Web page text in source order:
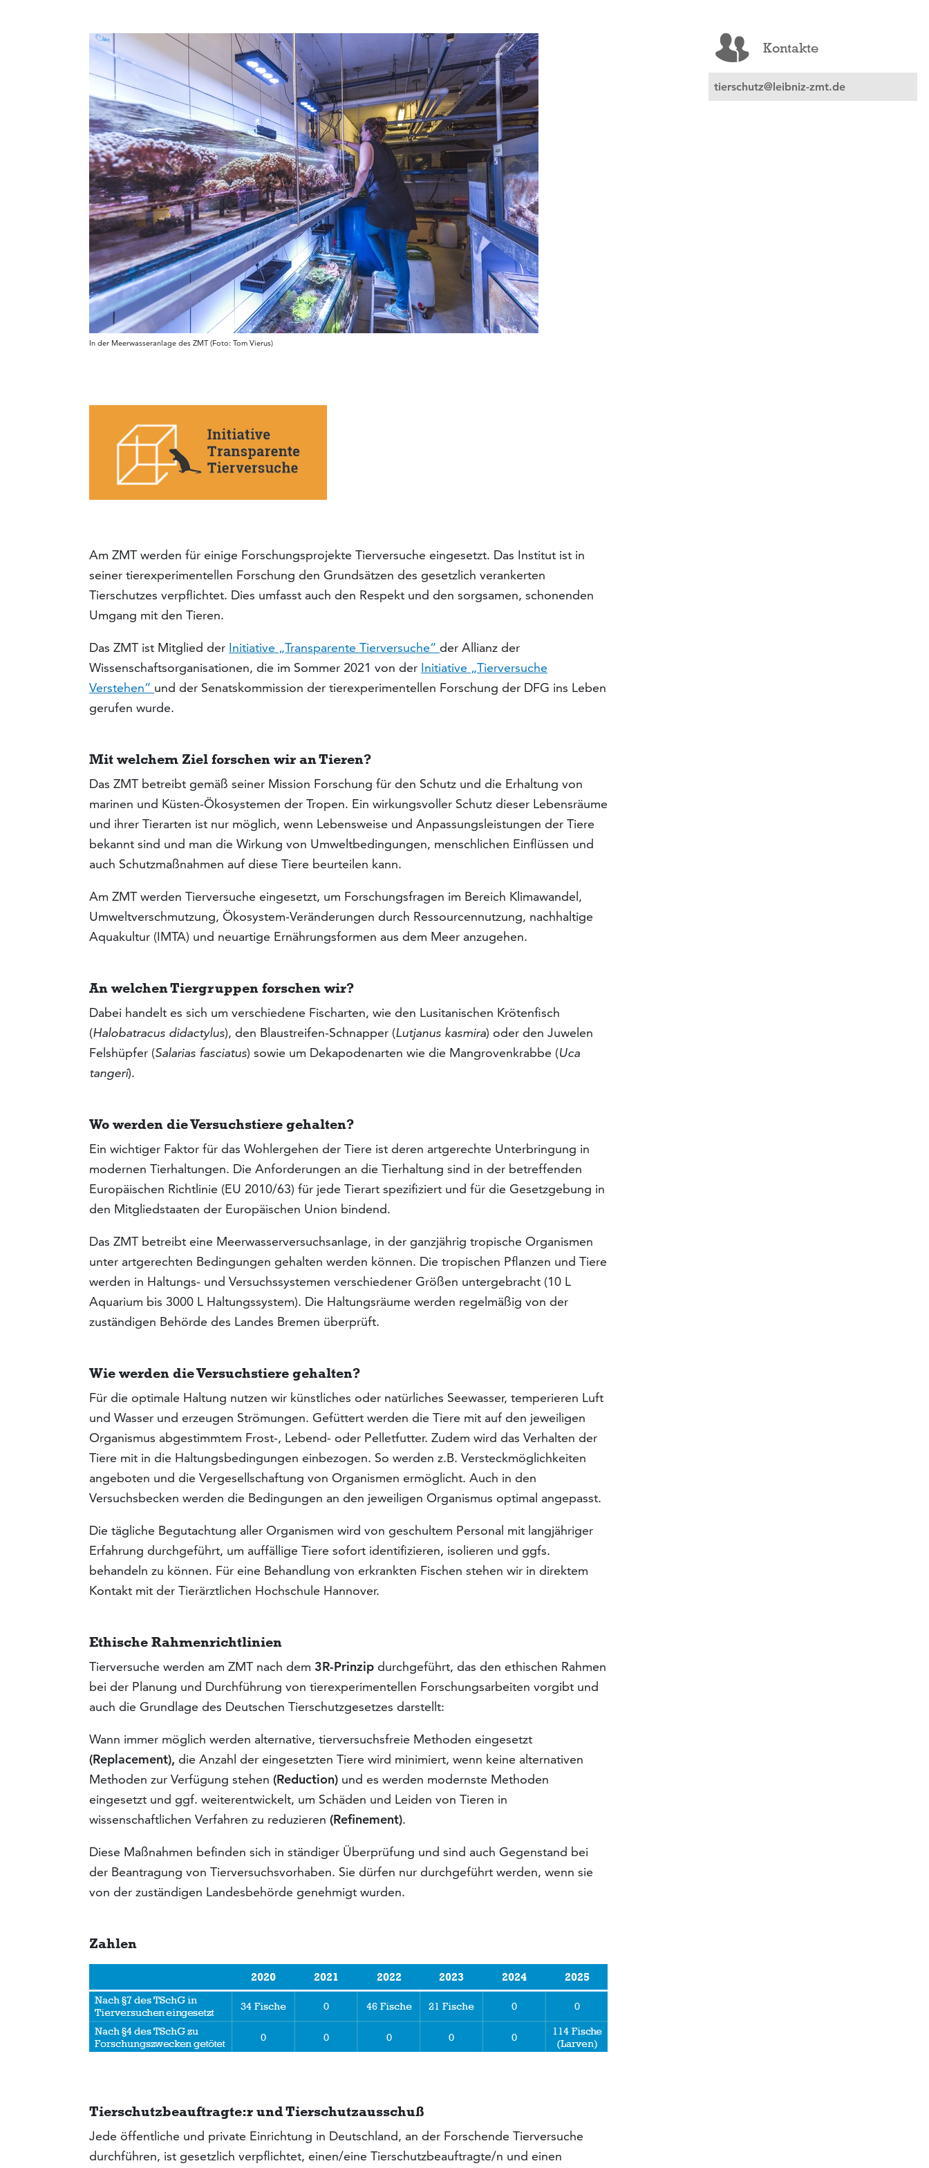
In der Meerwasseranlage des ZMT (Foto: Tom Vierus)
Am ZMT werden für einige Forschungsprojekte Tierversuche eingesetzt. Das Institut ist in
seiner tierexperimentellen Forschung den Grundsätzen des gesetzlich verankerten
Tierschutzes verpflichtet. Dies umfasst auch den Respekt und den sorgsamen, schonenden
Umgang mit den Tieren.
Das ZMT ist Mitglied der Initiative „Transparente Tierversuche“der Allianz der
Wissenschaftsorganisationen, die im Sommer 2021 von der Initiative „Tierversuche
Verstehen“ und der Senatskommission der tierexperimentellen Forschung der DFG ins Leben
gerufen wurde.
Mit welchem Ziel forschen wir an Tieren?
Das ZMT betreibt gemäß seiner Mission Forschung für den Schutz und die Erhaltung von
marinen und Küsten-Ökosystemen der Tropen. Ein wirkungsvoller Schutz dieser Lebensräume
und ihrer Tierarten ist nur möglich, wenn Lebensweise und Anpassungsleistungen der Tiere
bekannt sind und man die Wirkung von Umweltbedingungen, menschlichen Einflüssen und
auch Schutzmaßnahmen auf diese Tiere beurteilen kann.
Am ZMT werden Tierversuche eingesetzt, um Forschungsfragen im Bereich Klimawandel,
Umweltverschmutzung, Ökosystem-Veränderungen durch Ressourcennutzung, nachhaltige
Aquakultur (IMTA) und neuartige Ernährungsformen aus dem Meer anzugehen.
An welchen Tiergruppen forschen wir?
Dabei handelt es sich um verschiedene Fischarten, wie den Lusitanischen Krötenfisch
(Halobatracus didactylus), den Blaustreifen-Schnapper (Lutjanus kasmira) oder den Juwelen
Felshüpfer (Salarias fasciatus) sowie um Dekapodenarten wie die Mangrovenkrabbe (Uca
tangeri).
Wo werden die Versuchstiere gehalten?
Ein wichtiger Faktor für das Wohlergehen der Tiere ist deren artgerechte Unterbringung in
modernen Tierhaltungen. Die Anforderungen an die Tierhaltung sind in der betreffenden
Europäischen Richtlinie (EU 2010/63) für jede Tierart spezifiziert und für die Gesetzgebung in
den Mitgliedstaaten der Europäischen Union bindend.
Das ZMT betreibt eine Meerwasserversuchsanlage, in der ganzjährig tropische Organismen
unter artgerechten Bedingungen gehalten werden können. Die tropischen Pflanzen und Tiere
werden in Haltungs- und Versuchssystemen verschiedener Größen untergebracht (10 L
Aquarium bis 3000 L Haltungssystem). Die Haltungsräume werden regelmäßig von der
zuständigen Behörde des Landes Bremen überprüft.
Wie werden die Versuchstiere gehalten?
Für die optimale Haltung nutzen wir künstliches oder natürliches Seewasser, temperieren Luft
und Wasser und erzeugen Strömungen. Gefüttert werden die Tiere mit auf den jeweiligen
Organismus abgestimmtem Frost-, Lebend- oder Pelletfutter. Zudem wird das Verhalten der
Tiere mit in die Haltungsbedingungen einbezogen. So werden z.B. Versteckmöglichkeiten
angeboten und die Vergesellschaftung von Organismen ermöglicht. Auch in den
Versuchsbecken werden die Bedingungen an den jeweiligen Organismus optimal angepasst.
Die tägliche Begutachtung aller Organismen wird von geschultem Personal mit langjähriger
Erfahrung durchgeführt, um auffällige Tiere sofort identifizieren, isolieren und ggfs.
behandeln zu können. Für eine Behandlung von erkrankten Fischen stehen wir in direktem
Kontakt mit der Tierärztlichen Hochschule Hannover.
Ethische Rahmenrichtlinien
Tierversuche werden am ZMT nach dem 3R-Prinzip durchgeführt, das den ethischen Rahmen
bei der Planung und Durchführung von tierexperimentellen Forschungsarbeiten vorgibt und
auch die Grundlage des Deutschen Tierschutzgesetzes darstellt:
Wann immer möglich werden alternative, tierversuchsfreie Methoden eingesetzt
(Replacement), die Anzahl der eingesetzten Tiere wird minimiert, wenn keine alternativen
Methoden zur Verfügung stehen(Reduction) und es werden modernste Methoden
eingesetzt und ggf. weiterentwickelt, um Schäden und Leiden von Tieren in
wissenschaftlichen Verfahren zu reduzieren(Refinement).
Diese Maßnahmen befinden sich in ständiger Überprüfung und sind auch Gegenstand bei
der Beantragung von Tierversuchsvorhaben. Sie dürfen nur durchgeführt werden, wenn sie
von der zuständigen Landesbehörde genehmigt wurden.
Zahlen
Tierschutzbeauftragte:r und Tierschutzausschuß
Jede öffentliche und private Einrichtung in Deutschland, an der Forschende Tierversuche
durchführen, ist gesetzlich verpflichtet, einen/eine Tierschutzbeauftragte/n und einen
Kontakte
tierschutz@leibniz-zmt.de